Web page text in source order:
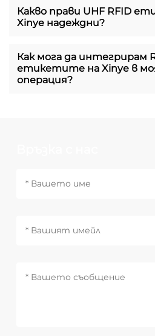
Какво прави UHF RFID
Xinye надеждни?
Как мога да интегрирам
етикетите на Xinye в
операция?